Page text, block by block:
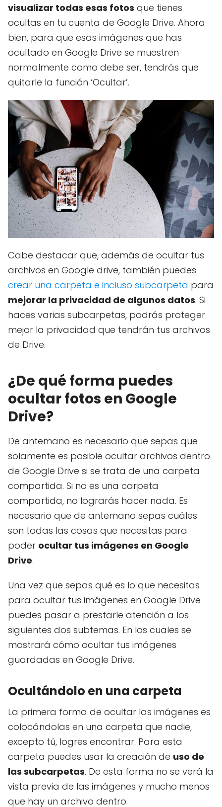
visualizar todas esas fotos que tienes
ocultas en tu cuenta de Google Drive. Ahora
bien, para que esas imágenes que has
ocultado en Google Drive se muestren
normalmente como debe ser, tendrás que
quitarle la función ‘Ocultar’.
Cabe destacar que, además de ocultar tus
archivos en Google drive, también puedes
crear una carpeta e incluso subcarpeta para
mejorar la privacidad de algunos datos. Si
haces varias subcarpetas, podrás proteger
mejor la privacidad que tendrán tus archivos
de Drive.
¿De qué forma puedes
ocultar fotos en Google
Drive?
De antemano es necesario que sepas que
solamente es posible ocultar archivos dentro
de Google Drive si se trata de una carpeta
compartida. Si no es una carpeta
compartida, no lograrás hacer nada. Es
necesario que de antemano sepas cuáles
son todas las cosas que necesitas para
poder ocultar tus imágenes en Google
Drive.
Una vez que sepas qué es lo que necesitas
para ocultar tus imágenes en Google Drive
puedes pasar a prestarle atención a los
siguientes dos subtemas. En los cuales se
mostrará cómo ocultar tus imágenes
guardadas en Google Drive.
Ocultándolo en una carpeta
La primera forma de ocultar las imágenes es
colocándolas en una carpeta que nadie,
excepto tú, logres encontrar. Para esta
carpeta puedes usar la creación de uso de
las subcarpetas. De esta forma no se verá la
vista previa de las imágenes y mucho menos
que hay un archivo dentro.